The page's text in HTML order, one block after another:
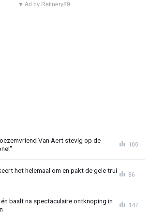
▼ Ad by Refinery89
Van Aert stevig op de
100
het helemaal om en pakt de gele trui
36
baalt na spectaculaire ontknoping in
147